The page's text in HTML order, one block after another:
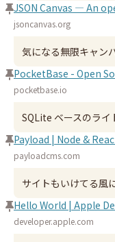
JSON Canvas — An
jsoncanvas.org
気になる無限キャン
PocketBase - Open
pocketbase.io
SQLite ベースのライ
Payload | Node &
payloadcms.com
サイトもいけてる風
Hello World | Apple
developer.apple.com